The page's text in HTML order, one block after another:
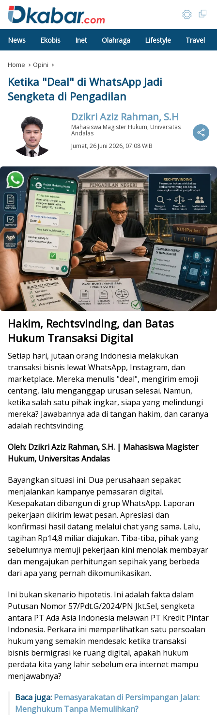
News Ekobis Inet Olahraga Lifestyle Travel
Home Opini
Ketika "Deal" di WhatsApp Jadi
Sengketa di Pengadilan
Dzikri Aziz Rahman, S.H
Mahasiswa Magister Hukum, Universitas
Andalas
Jumat, 26 Juni 2026, 07:08 WIB
Hakim, Rechtsvinding, dan Batas
Hukum Transaksi Digital
Setiap hari, jutaan orang Indonesia melakukan
transaksi bisnis lewat WhatsApp, Instagram, dan
marketplace. Mereka menulis "deal", mengirim emoji
centang, lalu menganggap urusan selesai. Namun,
ketika salah satu pihak ingkar, siapa yang melindungi
mereka? Jawabannya ada di tangan hakim, dan caranya
adalah rechtsvinding.
Oleh: Dzikri Aziz Rahman, S.H. | Mahasiswa Magister
Hukum, Universitas Andalas
Bayangkan situasi ini. Dua perusahaan sepakat
menjalankan kampanye pemasaran digital.
Kesepakatan dibangun di grup WhatsApp. Laporan
pekerjaan dikirim lewat pesan. Apresiasi dan
konfirmasi hasil datang melalui chat yang sama. Lalu,
tagihan Rp14,8 miliar diajukan. Tiba-tiba, pihak yang
sebelumnya memuji pekerjaan kini menolak membayar
dan mengajukan perhitungan sepihak yang berbeda
dari apa yang pernah dikomunikasikan.
Ini bukan skenario hipotetis. Ini adalah fakta dalam
Putusan Nomor 57/Pdt.G/2024/PN Jkt.Sel, sengketa
antara PT Ada Asia Indonesia melawan PT Kredit Pintar
Indonesia. Perkara ini memperlihatkan satu persoalan
hukum yang semakin mendesak: ketika transaksi
bisnis bermigrasi ke ruang digital, apakah hukum
perdata kita yang lahir sebelum era internet mampu
menjawabnya?
Baca juga: Pemasyarakatan di Persimpangan Jalan:
Menghukum Tanpa Memulihkan?